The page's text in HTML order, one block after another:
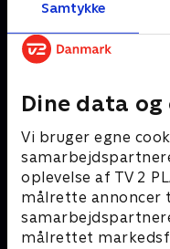
Samtykke
Dine data og
Vi bruger egne
oplevelse af TV 2
målrette annoncer
målrettet
Mere indhold fra